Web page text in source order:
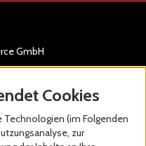
GmbH
Cookies
Technologien (im Folgenden
zur